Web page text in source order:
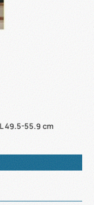
49.5-55.9 cm